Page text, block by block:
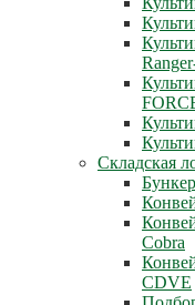
Складская
Cobra
CDVE